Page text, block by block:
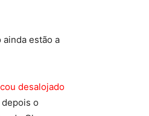
estão a
desalojado
o